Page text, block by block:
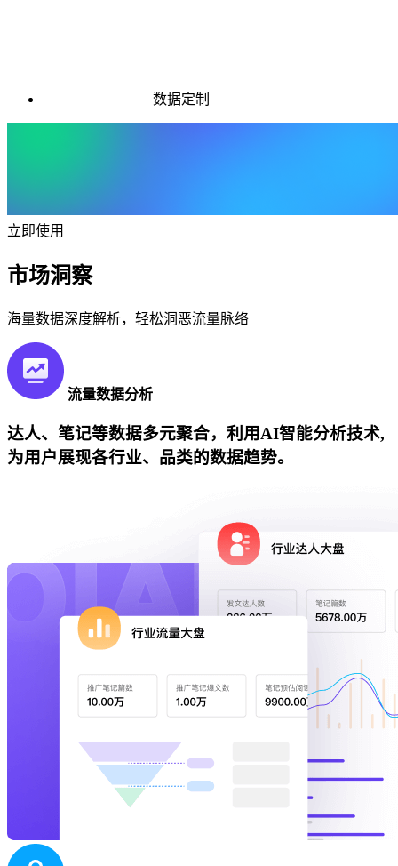
数据定制
立即使用
市场洞察
海量数据深度解析，轻松洞恶流量脉络
流量数据分析
达人、笔记等数据多元聚合，利用AI智能分析技术,
为用户展现各行业、品类的数据趋势。